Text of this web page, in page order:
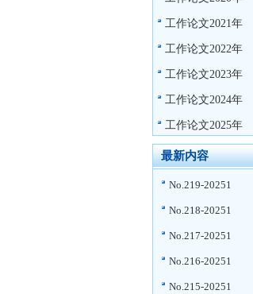
工作论文2021年
工作论文2022年
工作论文2023年
工作论文2024年
工作论文2025年
最新内容
No.219-20251
No.218-20251
No.217-20251
No.216-20251
No.215-20251